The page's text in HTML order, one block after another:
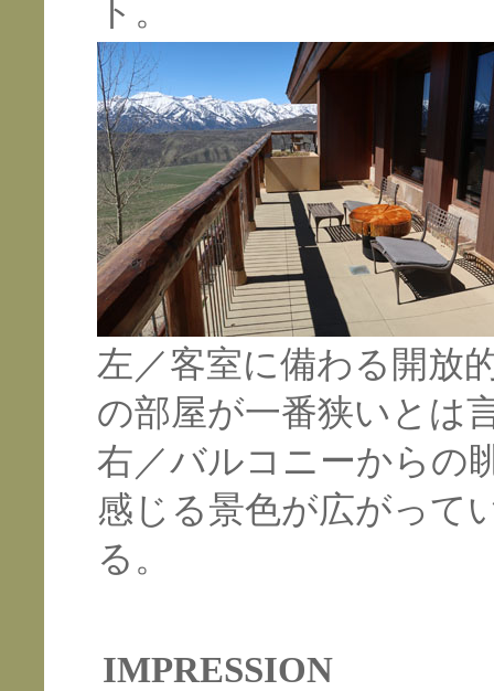
ト。
左／客室に備わる開放
の部屋が一番狭いとは
右／バルコニーからの
感じる景色が広がって
る。
IMPRESSION